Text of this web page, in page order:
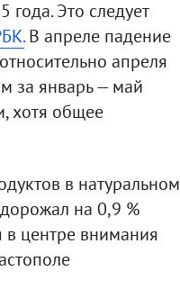
Это следует
В апреле падение
апреля
за январь — май
хотя общее
в натуральном
на 0,9 %
в центре внимания